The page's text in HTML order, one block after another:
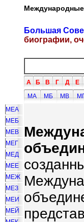
Международные
Большая
биографии,
А Б В Г Д Е
МА
МБ МВ
МЕА
МЕБ
МЕВ
МЕГ
МЕД
МЕЕ
МЕЖ
МЕЗ
МЕИ
МЕЙ